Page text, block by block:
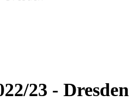
23 - Dresden